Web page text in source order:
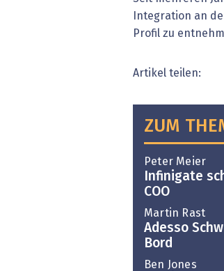
Integration an
Profil zu
Artikel teilen:
ZUM
Peter Meier
Infinigate
COO
Martin Rast
Adesso
Bord
Ben Jones